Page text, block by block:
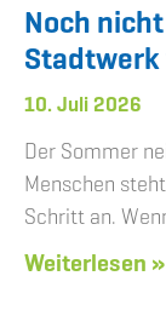
Noch
10. Juli 2026
Der Sommer
Menschen
Schritt an.
Weiterlesen »